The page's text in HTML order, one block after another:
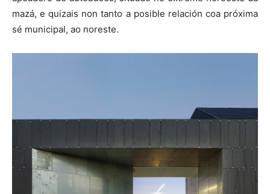
mazá, e quizais non tanto a posible relación coa próxima
sé municipal, ao noreste.